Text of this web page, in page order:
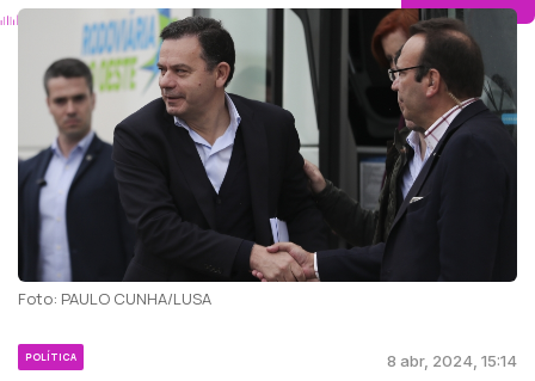
Foto: PAULO CUNHA/LUSA
POLÍTICA 8 abr, 2024, 15:14